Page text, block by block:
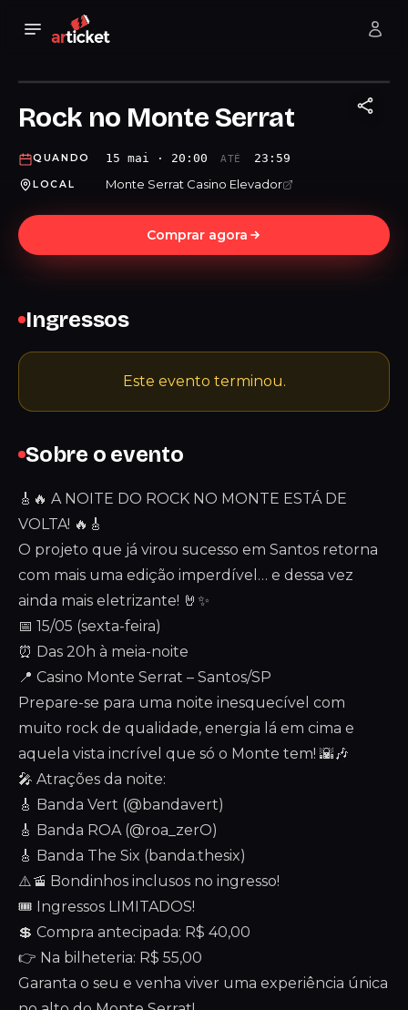
Rock no Monte Serrat
QUANDO 15 mai · 20:00 ATÉ 23:59
LOCAL Monte Serrat Casino Elevador
Comprar agora
Sobre o evento
🎸🔥 A NOITE DO ROCK NO MONTE ESTÁ DE
VOLTA! 🔥🎸
O projeto que já virou sucesso em Santos retorna
com mais uma edição imperdível… e dessa vez
ainda mais eletrizante! 🤘✨
📅 15/05 (sexta-feira)
⏰ Das 20h à meia-noite
📍 Casino Monte Serrat – Santos/SP
Prepare-se para uma noite inesquecível com
muito rock de qualidade, energia lá em cima e
aquela vista incrível que só o Monte tem! 🌇🎶
🎤 Atrações da noite:
🎸 Banda Vert (@bandavert)
🎸 Banda ROA (@roa_zerO)
🎸 Banda The Six (banda.thesix)
⚠️🚡 Bondinhos inclusos no ingresso!
🎟️ Ingressos LIMITADOS!
💲 Compra antecipada: R$ 40,00
👉 Na bilheteria: R$ 55,00
Garanta o seu e venha viver uma experiência única
Ingressos
Este evento terminou.